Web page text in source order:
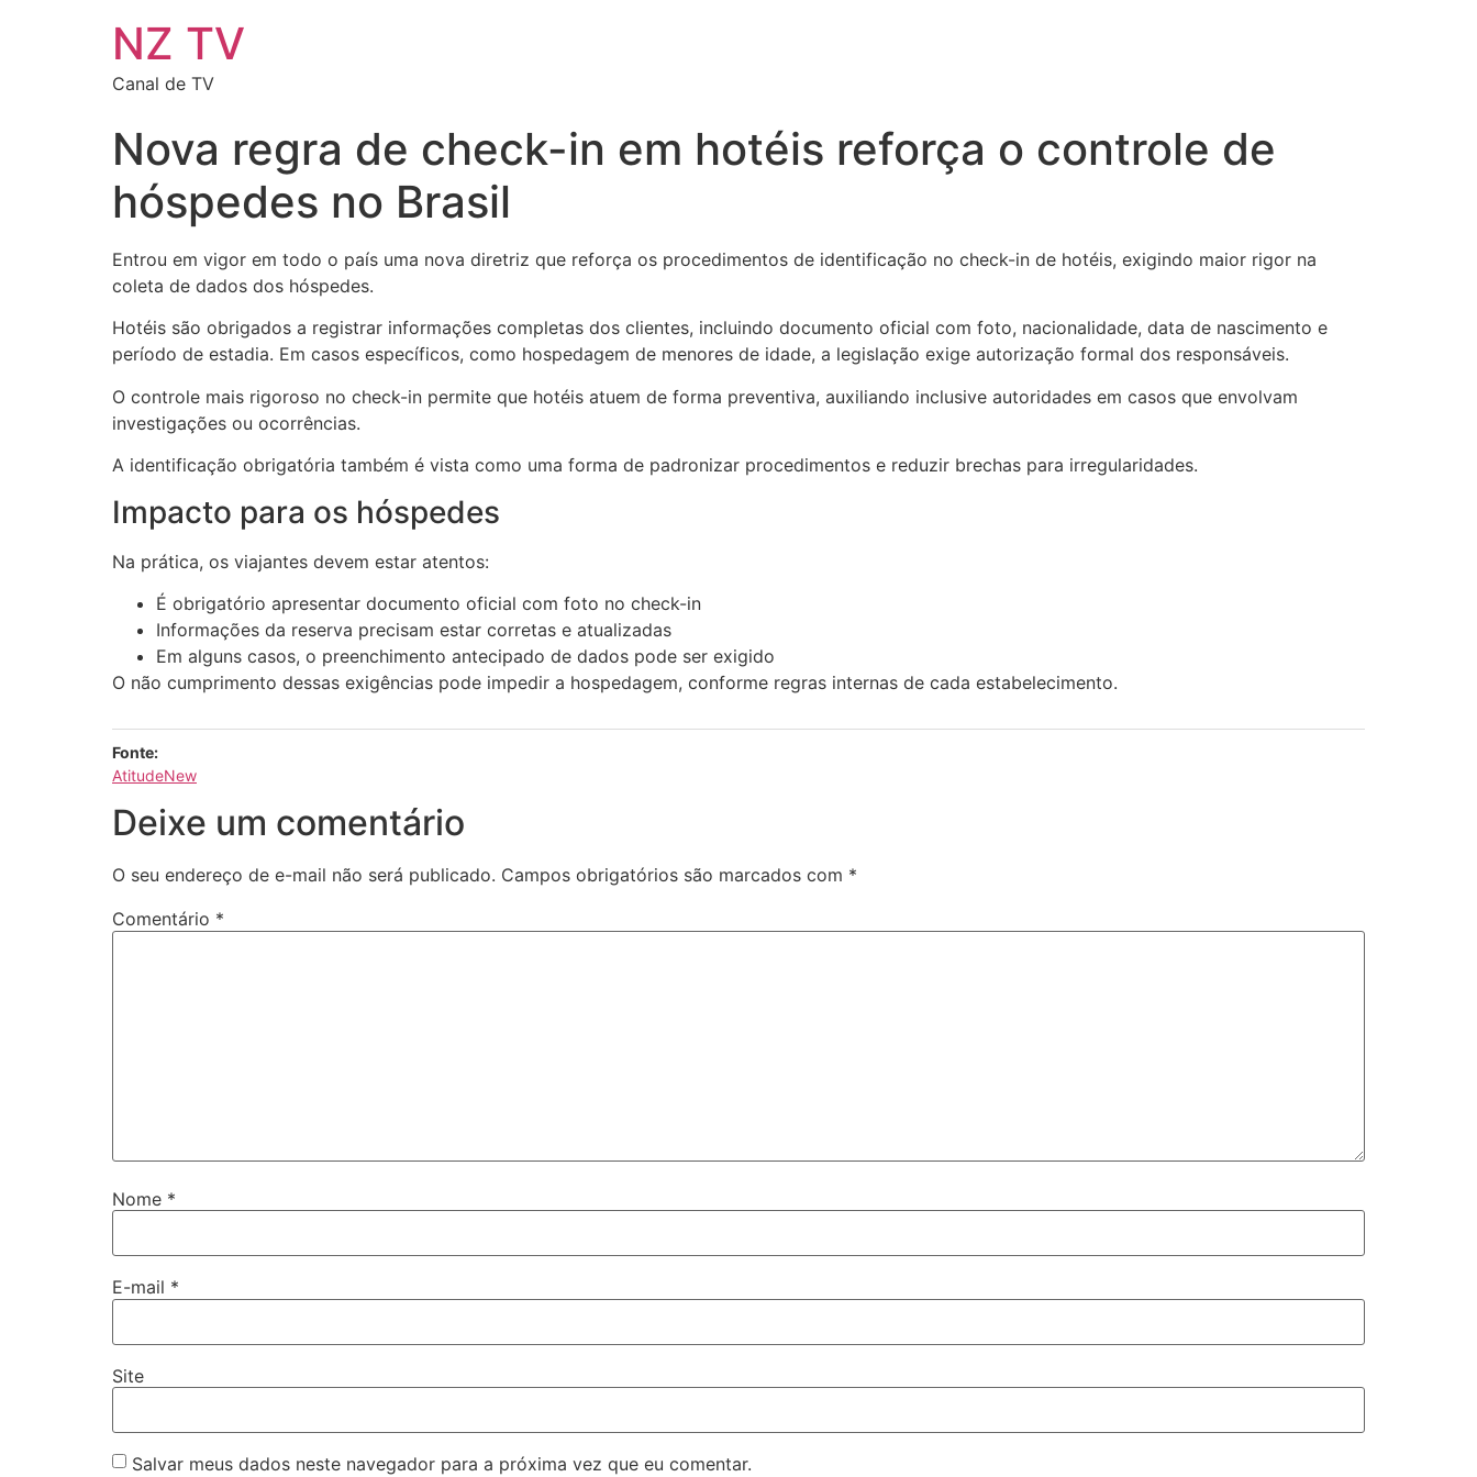
NZ TV
Canal de TV
Nova regra de check-in em hotéis reforça o controle de
hóspedes no Brasil
Entrou em vigor em todo o país uma nova diretriz que reforça os procedimentos de identificação no check-in de hotéis, exigindo maior rigor na
coleta de dados dos hóspedes.
Hotéis são obrigados a registrar informações completas dos clientes, incluindo documento oficial com foto, nacionalidade, data de nascimento e
período de estadia. Em casos específicos, como hospedagem de menores de idade, a legislação exige autorização formal dos responsáveis.
O controle mais rigoroso no check-in permite que hotéis atuem de forma preventiva, auxiliando inclusive autoridades em casos que envolvam
investigações ou ocorrências.
A identificação obrigatória também é vista como uma forma de padronizar procedimentos e reduzir brechas para irregularidades.
Impacto para os hóspedes
Na prática, os viajantes devem estar atentos:
É obrigatório apresentar documento oficial com foto no check-in
Informações da reserva precisam estar corretas e atualizadas
Em alguns casos, o preenchimento antecipado de dados pode ser exigido
O não cumprimento dessas exigências pode impedir a hospedagem, conforme regras internas de cada estabelecimento.
Fonte:
AtitudeNew
Deixe um comentário
O seu endereço de e-mail não será publicado. Campos obrigatórios são marcados com *
Comentário *
Nome *
E-mail *
Site
Salvar meus dados neste navegador para a próxima vez que eu comentar.